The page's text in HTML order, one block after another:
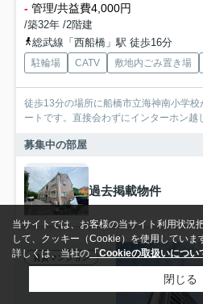
- 管理/共益費4,000円
/築32年 /2階建
総武線「西船橋」駅 徒歩16分
駐輪場 CATV 敷地内ごみ置き場
徒歩13分の場所に船橋市立海神南小学
ートです。直接会わずにインターホン越
募集中の部屋
過去掲載物件
賃貸マンション
当サイトでは、お客様の当サイト利用状況
して、クッキー（Cookie）を使用していま
詳しくは、当社の「Cookieの取扱いについ
閉じる